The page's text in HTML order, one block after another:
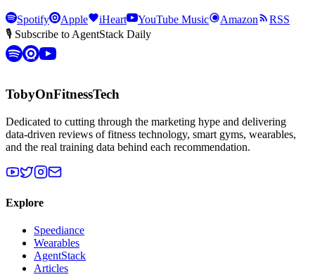
Spotify Apple iHeart YouTube Music Amazon
RSS
🎙 Subscribe to AgentStack Daily
TobyOnFitnessTech
Dedicated to cutting through the marketing hype and delivering
data-driven reviews of fitness technology, smart gyms, wearables,
and the real training data behind each recommendation.
Explore
Speediance
Wearables
AgentStack
Articles